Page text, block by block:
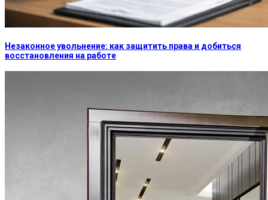
Незаконное увольнение: как защитить права и добиться
восстановления на работе